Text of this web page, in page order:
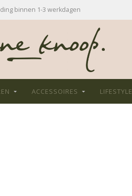
binnen 1-3 werkdagen
ACCESSOIRES LIFESTYLE